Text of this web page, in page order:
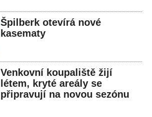
Špilberk otevírá nové
kasematy
Venkovní koupaliště žijí
létem, kryté areály se
připravují na novou sezónu